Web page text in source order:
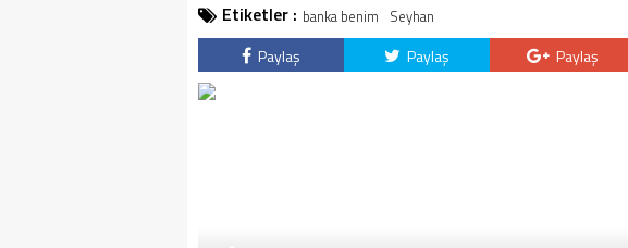
Etiketler : banka benim Seyhan
Paylaş Paylaş Paylaş